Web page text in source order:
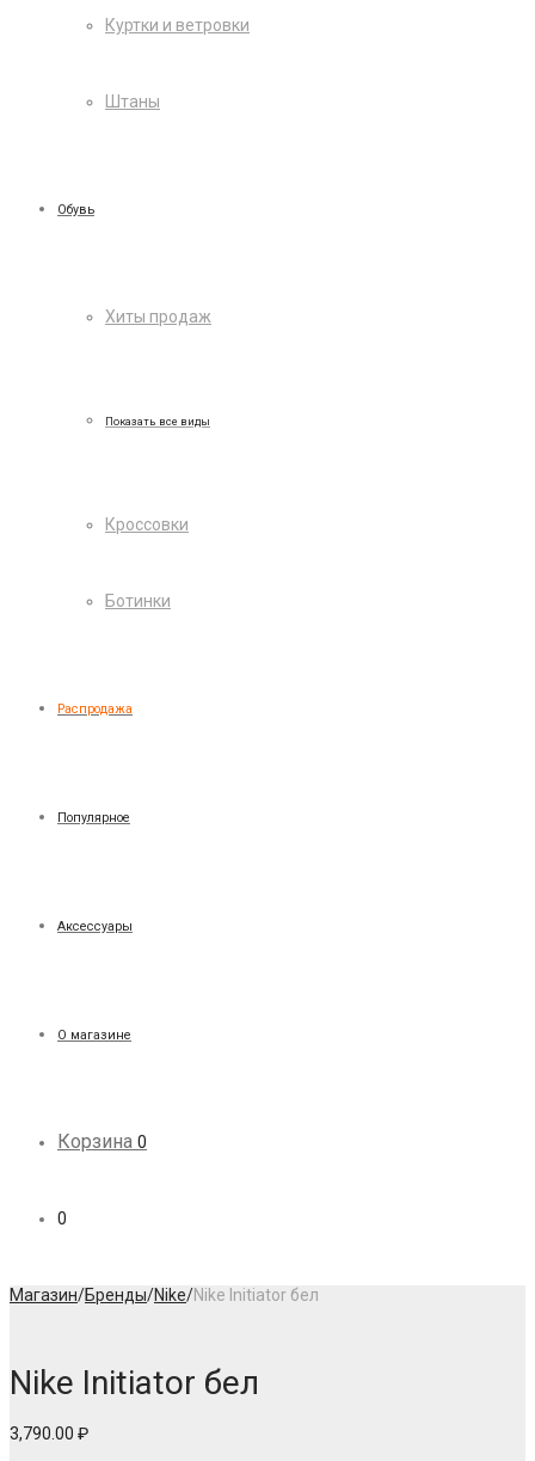
Куртки и ветровки
Штаны
Обувь
Хиты продаж
Показать все виды
Кроссовки
Ботинки
Распродажа
Популярное
Аксессуары
О магазине
Корзина 0
0
Магазин/Бренды/Nike/Nike Initiator бел
Nike Initiator бел
3,790.00 ₽